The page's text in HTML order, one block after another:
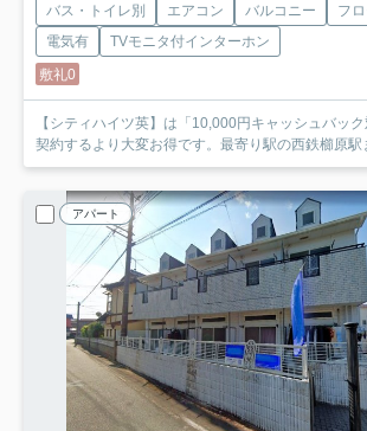
バス・トイレ別 エアコン バルコニー
フ
電気有
TVモニタ付インターホン
敷礼0
【シティハイツ英】は「10,000円キャッシュバッ
契約するより大変お得です。最寄り駅の西鉄櫛原駅
アパート